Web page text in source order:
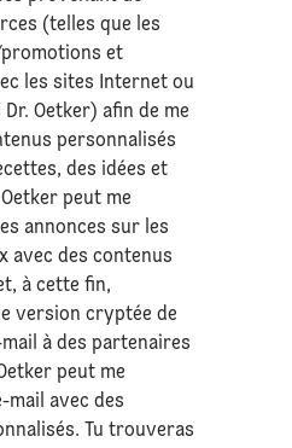
(telles que les
et
les sites Internet ou
Oetker) afin de me
personnalisés
des idées et
peut me
annonces sur les
avec des contenus
à cette fin,
version cryptée de
à des partenaires
peut me
avec des
Tu trouveras